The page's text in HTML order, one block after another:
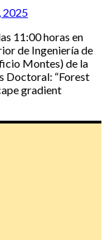
2025
11:00 horas en
de Ingeniería de
Montes) de la
Doctoral: “Forest
gradient